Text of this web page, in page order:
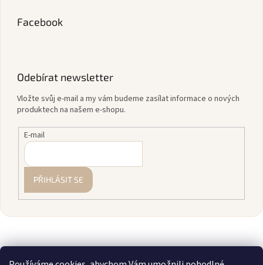
Facebook
Odebírat newsletter
Vložte svůj e-mail a my vám budeme zasílat informace o nových
produktech na našem e-shopu.
E-mail
PŘIHLÁSIT SE